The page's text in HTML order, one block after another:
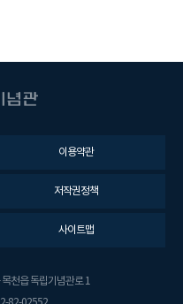
이용약관
저작권정책
사이트맵
천읍 독립기념관로 1